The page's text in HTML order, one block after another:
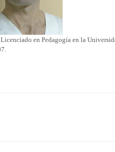
en Pedagogía en la